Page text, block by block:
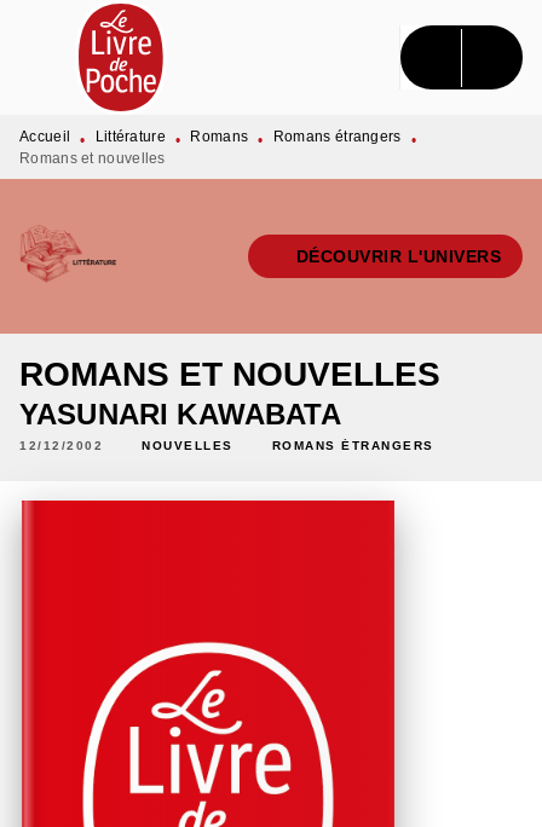
MENU RECHERCHE CONTENU
PIED DE PAGE
Accueil • Littérature • Romans • Romans étrangers
•
Romans et nouvelles
DÉCOUVRIR L'UNIVERS
ROMANS ET NOUVELLES
YASUNARI KAWABATA
12/12/2002 NOUVELLES ROMANS ÉTRANGERS